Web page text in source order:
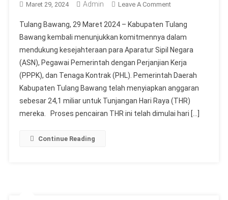
Maret 29, 2024 Admin Leave A CommentOn
Tulang
Bawang
Gelontorkan
Anggaran
THR
24,1
Miliar:
Berita
Tulang Bawang, 29 Maret 2024 – Kabupaten Tulang
Bawang kembali menunjukkan komitmennya dalam
mendukung kesejahteraan para Aparatur Sipil Negara
(ASN), Pegawai Pemerintah dengan Perjanjian Kerja
(PPPK), dan Tenaga Kontrak (PHL). Pemerintah Daerah
Kabupaten Tulang Bawang telah menyiapkan anggaran
sebesar 24,1 miliar untuk Tunjangan Hari Raya (THR)
mereka. Proses pencairan THR ini telah dimulai hari […]
Continue Reading